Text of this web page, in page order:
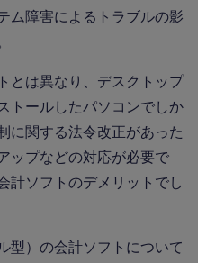
ム障害によるトラブルの影
とは異なり、デスクトップ
トールしたパソコンでしか
に関する法令改正があった
ップなどの対応が必要で
計ソフトのデメリットでし
型）の会計ソフトについて